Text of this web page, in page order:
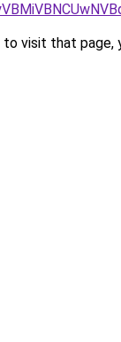
visit that page,